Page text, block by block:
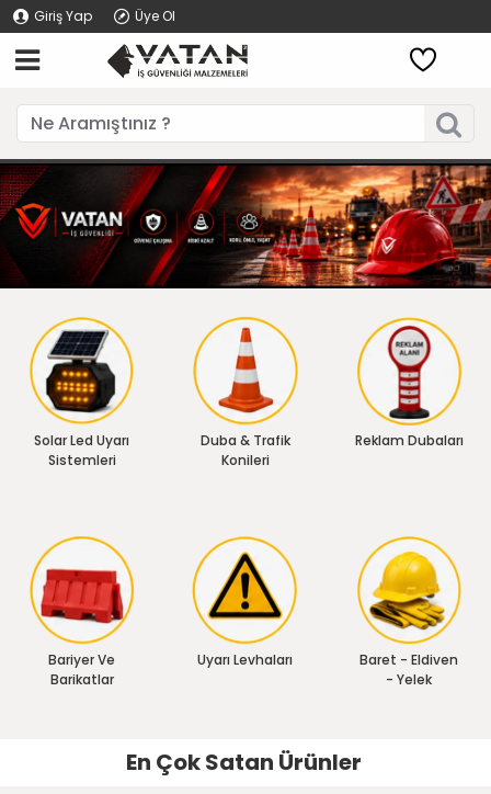
Giriş Yap Üye Ol
Solar Led Uyarı
Sistemleri
Duba & Trafik
Konileri
Reklam Dubaları
Bariyer Ve
Barikatlar
Uyarı Levhaları
Baret - Eldiven
- Yelek
En Çok Satan Ürünler